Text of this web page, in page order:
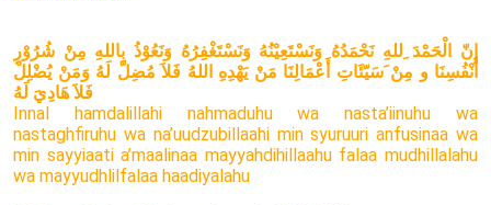
إِنّ الْحَمْدَ ِللهِ نَحْمَدُهُ وَنَسْتَعِيْنُهُ وَنَسْتَغْفِرُهُ وَنَعُوْذُ بِاللهِ مِنْ شُرُوْرِ
أَنْفُسِنَا و مِنْ َسَيّئَاتِ أَعْمَالِنَا مَنْ يَهْدِهِ اللهُ فَلاَ مُضِلّ لَهُ وَمَنْ يُضْلِلْ
فَلاَ هَادِيَ لَهُ
Innal hamdalillahi nahmaduhu wa nasta’iinuhu wa
nastaghfiruhu wa na’uudzubillaahi min syuruuri anfusinaa wa
min sayyiaati a’maalinaa mayyahdihillaahu falaa mudhillalahu
wa mayyudhlilfalaa haadiyalahu